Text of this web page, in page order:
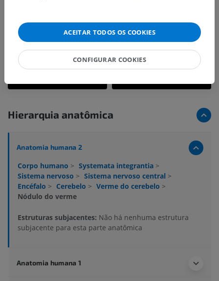
Hierarquia anatômica
Anatomia humana 2
Corpo humano > Systemata integrantia >
Sistema nervoso > Sistema nervoso central >
Encéfalo > Cerebelo > Verme do cerebelo >
Nódulo do verme
Estruturas subjacentes: Não há nenhuma estrutura
subjacente para esta parte anatômica
Anatomia humana 1
ACEITAR TODOS OS COOKIES
CONFIGURAR COOKIES